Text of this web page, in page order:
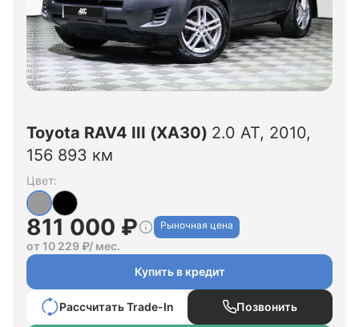
Toyota RAV4 III (XA30) 2.0 AT, 2010,
156 893 км
Цвет:
811 000 ₽ Рыночная цена
от 10 229 ₽/ мес.
Купить в кредит
Рассчитать Trade-In Позвонить